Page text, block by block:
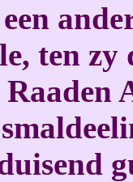
ten